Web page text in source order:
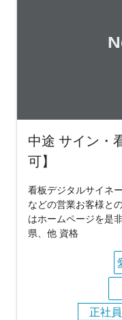
中途 サイン・
可】
看板デジタルサイネ
などの営業お客様と
はホームページを是
県、他 資格
正社員